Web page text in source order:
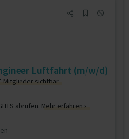
Luftfahrt (m/w/d)
Mitglieder sichtbar
abrufen. Mehr erfahren »